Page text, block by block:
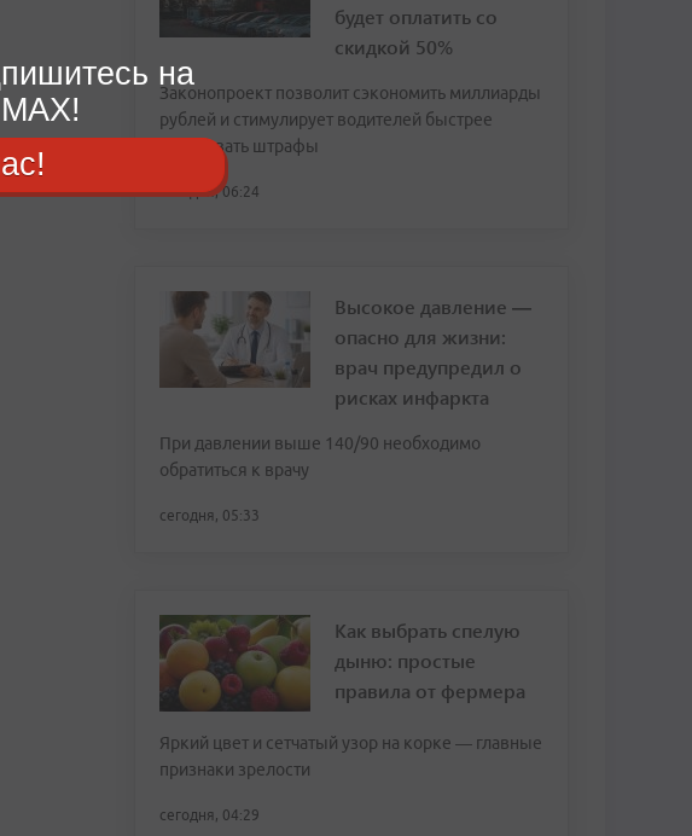
будет оплатить со
скидкой 50%
Законопроект позволит сэкономить миллиарды
рублей и стимулирует водителей быстрее
оплачивать штрафы
сегодня, 06:24
Высокое давление —
опасно для жизни:
врач предупредил о
рисках инфаркта
При давлении выше 140/90 необходимо
обратиться к врачу
сегодня, 05:33
Как выбрать спелую
дыню: простые
правила от фермера
Яркий цвет и сетчатый узор на корке — главные
признаки зрелости
сегодня, 04:29
на